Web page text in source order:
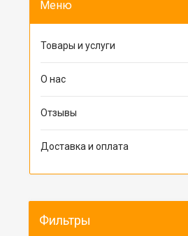
Товары и услуги
О нас
Отзывы
Доставка и оплата
Фильтры